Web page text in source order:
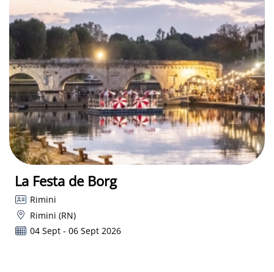
La Festa de Borg
Rimini
Rimini (RN)
04 Sept - 06 Sept 2026